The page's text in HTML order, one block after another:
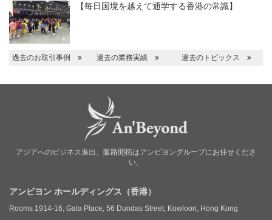
【毎日国境を越えて通学する香港の常識】
過去のお取引事例 過去の業務実績 過去のトピックス
アジアへのビジネス進出、販路開拓はアンビヨングループにお任せくださ
い。
アンビヨン ホールディングス（香港）
Rooms 1914-16, Gala Place, 56 Dundas Street, Kowloon, Hong Kong